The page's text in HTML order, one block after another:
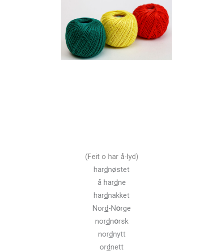
(Feit o har å-lyd)
hardnøstet
å hardne
hardnakket
Nord-Norge
nordnorsk
nordnytt
ordnett